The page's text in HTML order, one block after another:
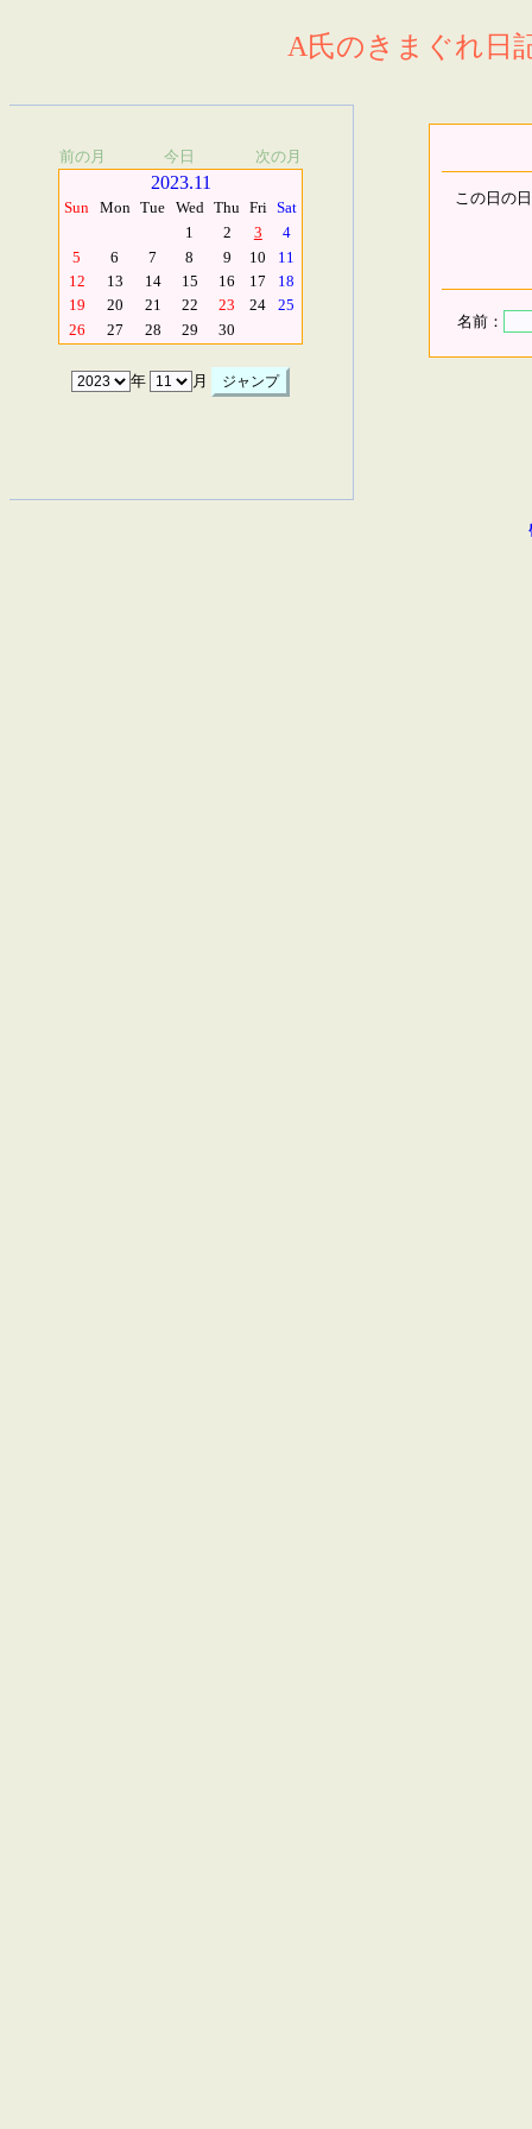
A氏のきまぐれ日
前の月 今日 次の月
2023.11
Sun Mon Tue Wed Thu Fri Sat
1
2 3
4
5
6 7 8 9 10
11
12
13 14 15 16 17
18
19
20 21 22 23 24
25
26
27 28 29 30
年 月
この日の
名前：